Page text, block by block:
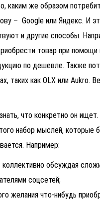
каким же образом
– Google или Яндекс. И
и другие способы.
товар при помощи
по дешевле. Также
таких как OLX или Aukro.
что конкретно он
набор мыслей, которые
Например:
обсуждая
соцсетей;
желания что-нибудь